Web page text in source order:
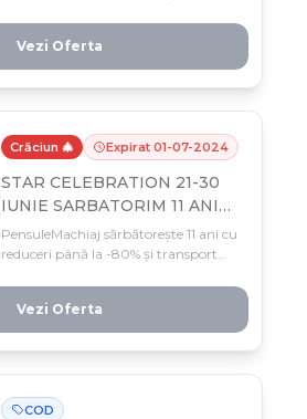
Profită acum de mega reducerile care
nu se repetă sezonul asta.
Vezi Oferta
Crăciun 🎄 Expirat 01-07-2024
STAR CELEBRATION 21-30
IUNIE SARBATORIM 11 ANI
cu TRANSPORT GRATUIT SI
PROMOTII
PensuleMachiaj sărbătorește 11 ani cu
reduceri până la -80% și transport
Celebration — oferta e limitată la
doar 10 zile!
Vezi Oferta
COD